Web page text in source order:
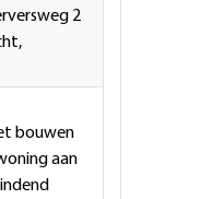
2
bouwen
aan